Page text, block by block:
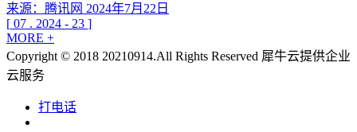
来源：腾讯网 2024年7月22日
[ 07 . 2024 - 23 ]
MORE +
Copyright © 2018 20210914.All Rights Reserved 犀牛云提供企业
云服务
打电话